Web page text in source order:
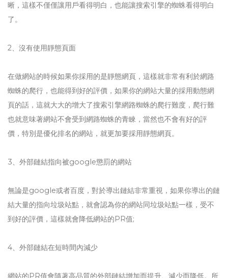
晰，這樣不僅僅讓用戶看得明白，也能讓搜索引擎的蜘蛛看得明白
了。
2、沒有使用靜態頁面
在做網站的時候如果你採用的是靜態網頁，這樣就非常有利於網路
蜘蛛的爬行，也能得到好的評價，如果你的網站大量的採用動態網
頁的話，這就大大的增大了搜索引擎網路蜘蛛的爬行難度，爬行難
也就意味著網站不會受到網路蜘蛛的青睞，當然也不會有好的評
價，特別是優化排名的網站，就更加要採用靜態網頁。
3、外部鏈結指向被google懲罰的網站
無論是google或者百度，對於導出鏈結非常重視，如果你導出的鏈
結大量的指向垃圾站點，就會認為你的網站同垃圾站點一樣，受不
到好的評價，這樣就會降低網站的PR值;
4、外部鏈結在短時間內減少
網站的PR值會隨著高品質的外部鏈結增加而提升、減少而降低。所